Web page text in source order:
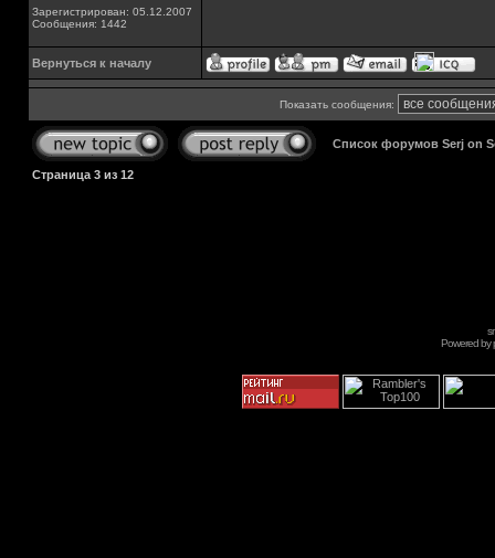
Зарегистрирован: 05.12.2007
Сообщения: 1442
Вернуться к началу
Показать сообщения:
Список форумов Serj on
Страница 3 из 12
Powered by